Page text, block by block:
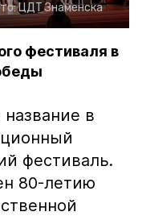
ЦДТ Знаменска
фестиваля в
в
фестиваль.
80-летию